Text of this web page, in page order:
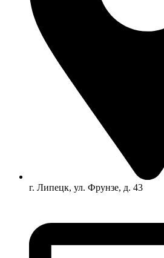
г. Липецк, ул. Фрунзе, д. 43